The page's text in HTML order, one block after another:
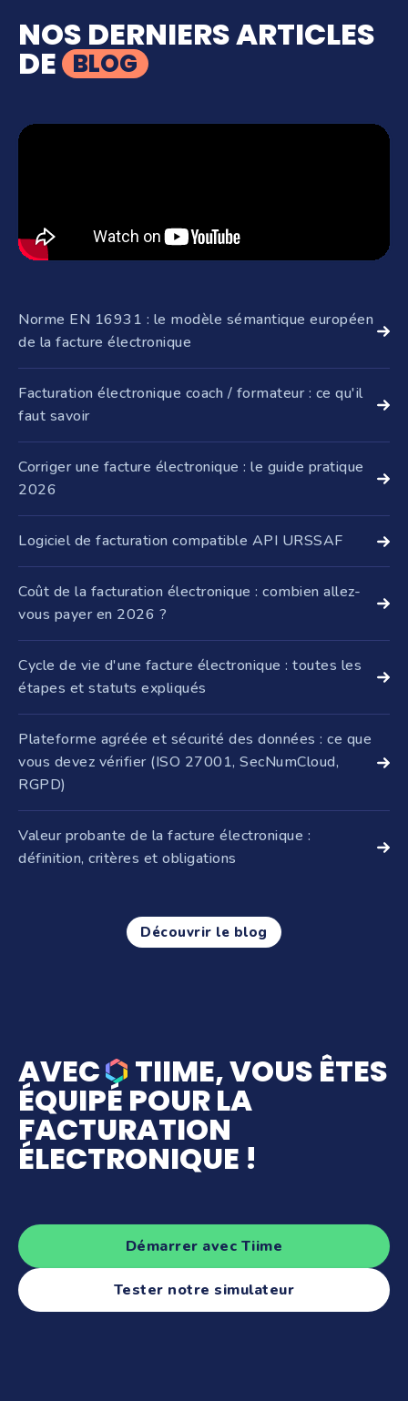
NOS DERNIERS ARTICLES
DE BLOG
Norme EN 16931 : le modèle sémantique européen
de la facture électronique
informations qu'une facture électronique doit ...
Facturation électronique coach / formateur : ce qu'il
faut savoir
de la facturation électronique. La ...
Corriger une facture électronique : le guide pratique
2026
principe d'inaltérabilité interdit toute retouche ...
Logiciel de facturation compatible API URSSAF
immédiate du crédit d’impôt (AICI) dans ...
Coût de la facturation électronique : combien allez-
vous payer en 2026 ?
mois, selon le volume de factures et les ...
Cycle de vie d'une facture électronique : toutes les
étapes et statuts expliqués
jusqu'à son archivage, chaque étape ...
Plateforme agréée et sécurité des données : ce que
vous devez vérifier (ISO 27001, SecNumCloud,
RGPD)
pour émettre et recevoir ses factures. Cette ...
Valeur probante de la facture électronique :
définition, critères et obligations
fiscale ou un juge, au même titre qu'un ...
Découvrir le blog
AVEC TIIME, VOUS ÊTES
ÉQUIPÉ POUR LA
FACTURATION
ÉLECTRONIQUE !
Démarrer avec Tiime
Tester notre simulateur